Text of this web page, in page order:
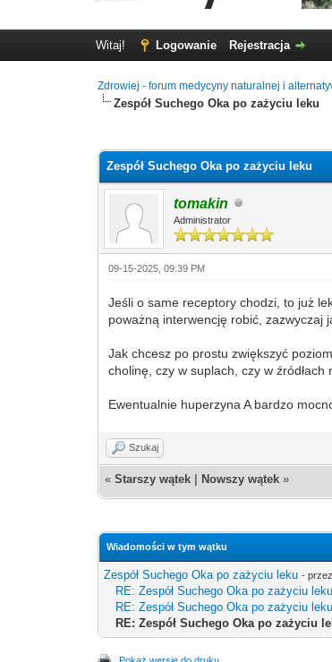
Witaj! Logowanie Rejestracja
Zdrowiej - forum medycyny naturalnej i
Zespół Suchego Oka po zażyciu leku
Zespół Suchego Oka po zażyciu leku
tomakin
Administrator
09-15-2025, 09:39 PM
Jeśli o same receptory chodzi, to już
poważną interwencję robić, zazwyczaj
Jak chcesz po prostu zwiększyć
cholinę, czy w suplach, czy w
Ewentualnie huperzyna A bardzo
Szukaj
«Starszy wątek Nowszy wątek »
Wiadomości w tym wątku
Zespół Suchego Oka po zażyciu leku -
RE: Zespół Suchego Oka po zażyciu leku
RE: Zespół Suchego Oka po zażyciu leku
RE: Zespół Suchego Oka po zażyciu